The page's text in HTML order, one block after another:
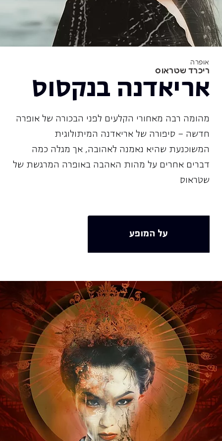
אופרה
ריכרד שטראוס
אריאדנה בנקסוס
מהומה רבה מאחורי הקלעים לפני הבכורה של אופרה
חדשה – סיפורה של אריאדנה המיתולוגית
המשוכנעת שהיא נאמנה לאהובה, אך מגלה כמה
דברים אחרים על מהות האהבה באופרה המרגשת של
שטראוס
על המופע